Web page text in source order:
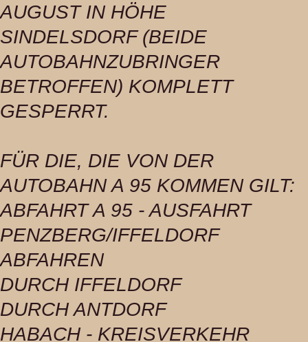
AUGUST IN HÖHE
SINDELSDORF (BEIDE
AUTOBAHNZUBRINGER
BETROFFEN) KOMPLETT
GESPERRT.
FÜR DIE, DIE VON DER
AUTOBAHN A 95 KOMMEN GILT:
ABFAHRT A 95 - AUSFAHRT
PENZBERG/IFFELDORF
ABFAHREN
DURCH IFFELDORF
DURCH ANTDORF
HABACH - KREISVERKEHR